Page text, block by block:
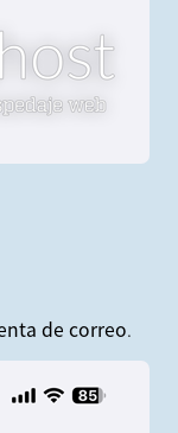
de correo.